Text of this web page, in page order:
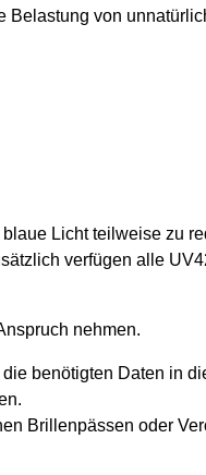
Belastung von
Licht teilweise zu
verfügen alle
nehmen.
benötigten Daten in
Brillenpässen oder